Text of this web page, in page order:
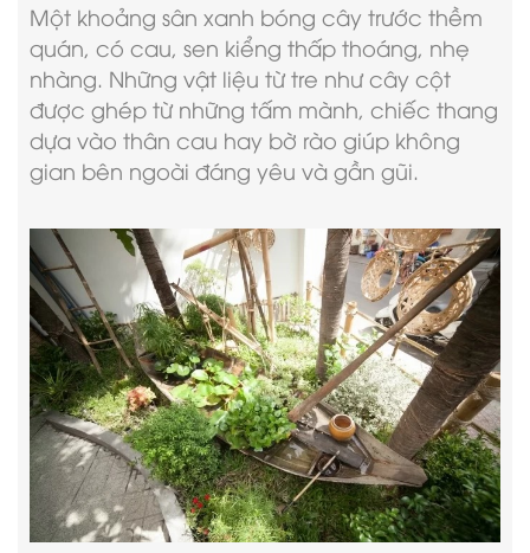
Một khoảng sân xanh bóng cây trước thềm
quán, có cau, sen kiểng thấp thoáng, nhẹ
nhàng. Những vật liệu từ tre như cây cột
được ghép từ những tấm mành, chiếc thang
dựa vào thân cau hay bờ rào giúp không
gian bên ngoài đáng yêu và gần gũi.